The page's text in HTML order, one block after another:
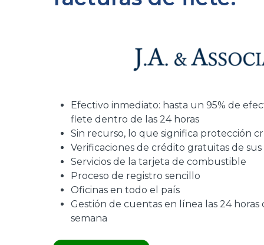
Efectivo inmediato: hasta un 95% de
flete dentro de las 24 horas
Sin recurso, lo que significa protección
Verificaciones de crédito gratuitas de
Servicios de la tarjeta de combustible
Proceso de registro sencillo
Oficinas en todo el país
Gestión de cuentas en línea las 24 horas
semana